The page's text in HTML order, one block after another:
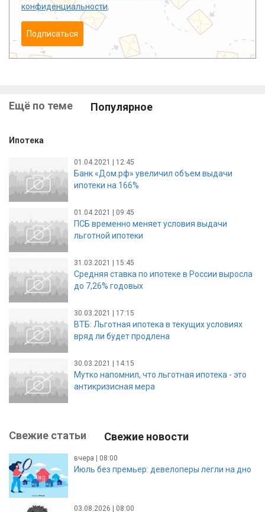
конфиденциальности
Подписаться
Ещё по теме Популярное
Ипотека
01.04.2021 | 12:45
Банк «Дом.рф» увеличил объем выдачи
ипотеки на 166%
01.04.2021 | 09:45
ПСБ временно меняет условия выдачи
льготной ипотеки
31.03.2021 | 15:45
Средняя ставка по ипотеке в России выросла
до 7,26% годовых
30.03.2021 | 17:15
ВТБ: Льготная ипотека в текущих условиях
вряд ли будет продлена
30.03.2021 | 14:15
Мутко напомнил, что льготная ипотека - это
антикризисная мера
Свежие статьи Свежие новости
вчера | 08:00
Июль без премьер: девелоперы легли на дно
03.08.2026 | 08:00